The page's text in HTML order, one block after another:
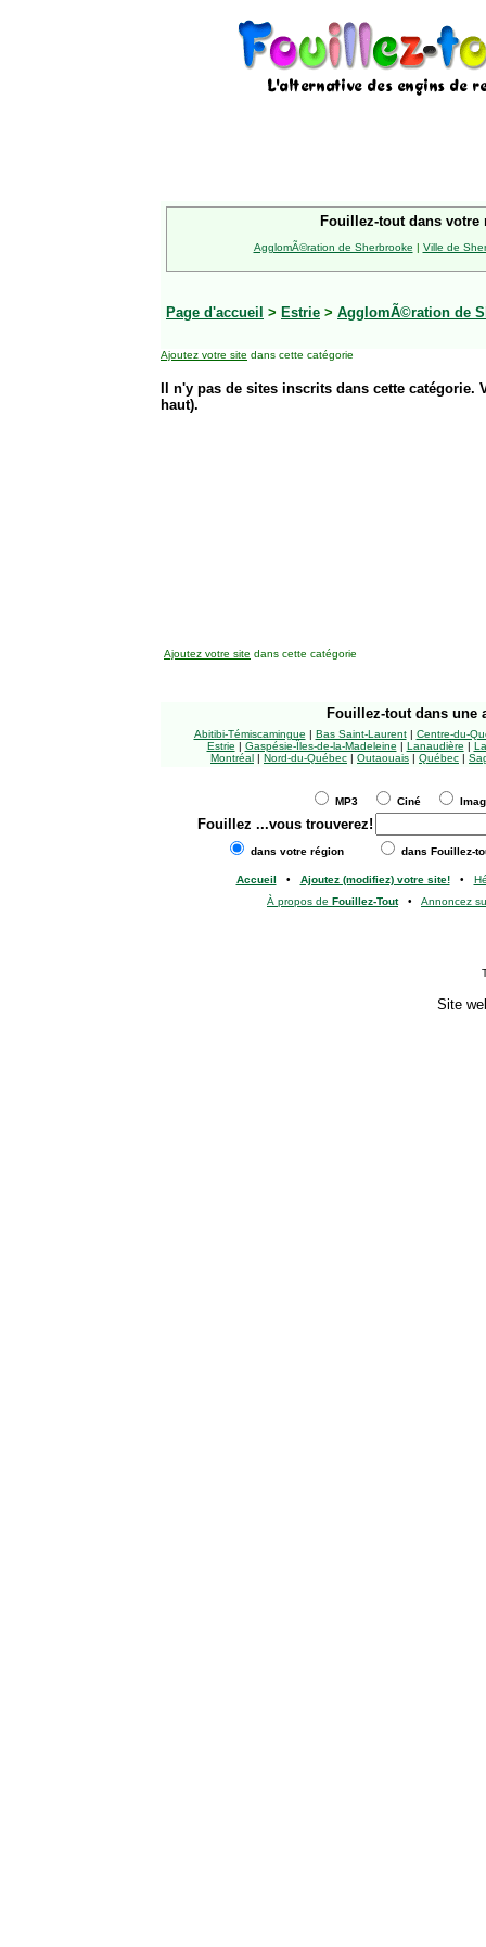
Fouillez-tout dans votre
AgglomÃ©ration de Sherbrooke | Ville de
Page d'accueil > Estrie > AgglomÃ©ration de
Ajoutez votre site dans cette catégorie
Il n'y pas de sites inscrits dans cette
haut).
Ajoutez votre site dans cette catégorie
Fouillez-tout dans une
Abitibi-Témiscamingue | Bas Saint-Laurent| Centre-du-
Estrie | Gaspésie-Îles-de-la-Madeleine | Lanaudière |
Montréal | Nord-du-Québec | Outaouais | Québec |
MP3 Ciné
Fouillez ...vous trouverez!
dans votre région dans Fouillez-
Accueil • Ajoutez (modifiez) votre site!•
À propos de Fouillez-Tout• Annoncez
Site